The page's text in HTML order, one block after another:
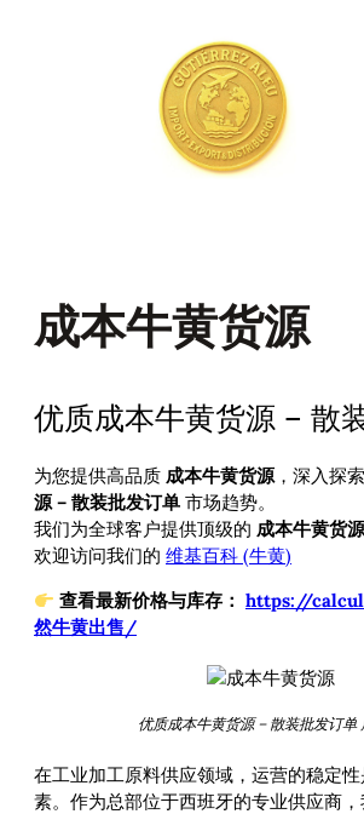
成本牛黄货源
优质成本牛黄货源 – 散
为您提供高品质 成本牛黄货源，深入探索
源 – 散装批发订单 市场趋势。
我们为全球客户提供顶级的 成本牛黄货源
欢迎访问我们的 维基百科 (牛黄)
查看最新价格与库存： https://
然牛黄出售/
优质成本牛黄货源 – 散装批发订单
在工业加工原料供应领域，运营的稳定
素。作为总部位于西班牙的专业供应商